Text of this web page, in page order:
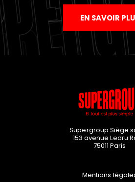
EN SAVOIR
Supergroup Siège
153 avenue Ledru
75011 Paris
Mentions